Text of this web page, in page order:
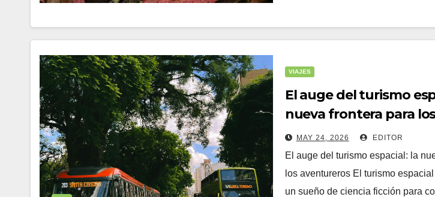
VIAJES
El auge del turismo
nueva frontera para
aventureros
MAY 24, 2026 EDITOR
El auge del turismo espacial: la
los aventureros El turismo
un sueño de ciencia ficción para